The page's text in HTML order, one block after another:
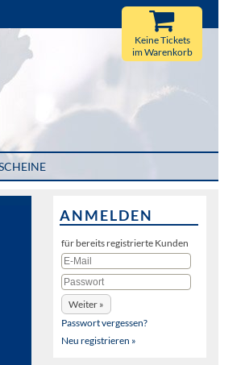
Keine Tickets
im Warenkorb
ANMELDEN
für bereits registrierte Kunden
Passwort vergessen?
Neu registrieren »